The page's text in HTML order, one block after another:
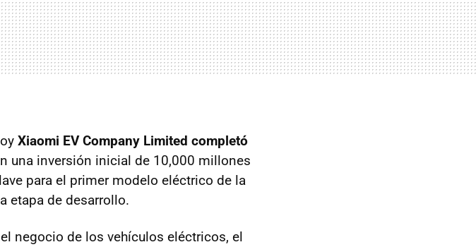
Xiaomi EV Company Limited completó
una inversión inicial de 10,000 millones
para el primer modelo eléctrico de la
etapa de desarrollo.
negocio de los vehículos eléctricos, el